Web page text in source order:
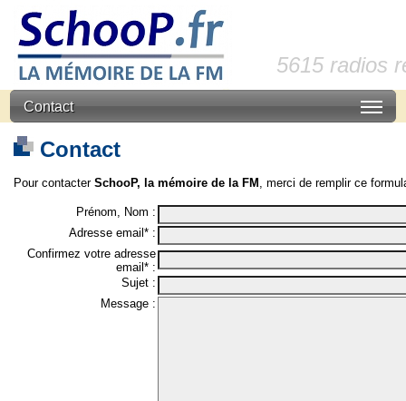
5615 radios
Contact
Contact
Pour contacter SchooP, la mémoire de la FM , merci de remplir ce
Prénom, Nom :
Adresse email* :
Confirmez votre adresse
email* :
Sujet :
Message :